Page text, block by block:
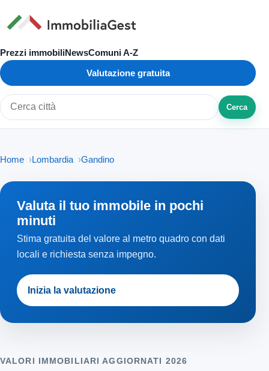
Prezzi immobiliNewsComuni A-Z
Valutazione gratuita
Cerca città o zona
Cerca
Home Lombardia Gandino
Valuta il tuo immobile in pochi
minuti
Stima gratuita del valore al metro quadro con dati
locali e richiesta senza impegno.
Inizia la valutazione
VALORI IMMOBILIARI AGGIORNATI 2026